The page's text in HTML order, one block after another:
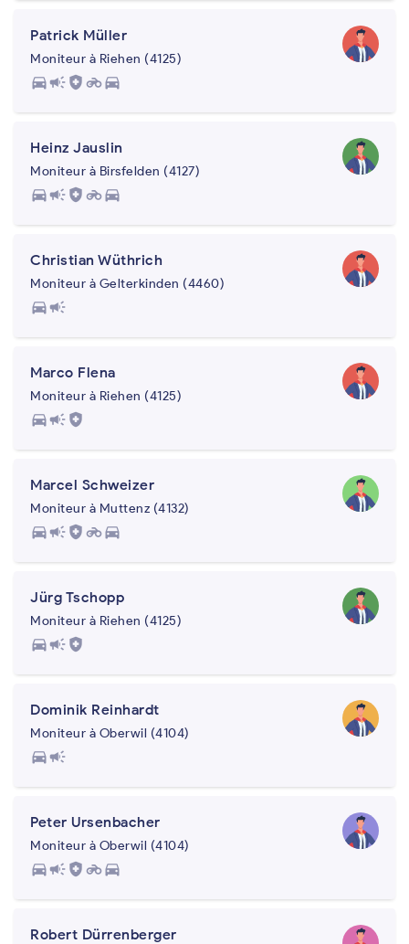
Patrick Müller
Moniteur à Riehen (4125)
directions_carcampaign health_and_safety motorcycledirections_car
Heinz Jauslin
Moniteur à Birsfelden (4127)
directions_carcampaign health_and_safety motorcycledirections_car
Christian Wüthrich
Moniteur à Gelterkinden (4460)
directions_carcampaign
Marco Flena
Moniteur à Riehen (4125)
directions_carcampaign health_and_safety
Marcel Schweizer
Moniteur à Muttenz (4132)
directions_carcampaign health_and_safety motorcycledirections_car
Jürg Tschopp
Moniteur à Riehen (4125)
directions_carcampaign health_and_safety
Dominik Reinhardt
Moniteur à Oberwil (4104)
directions_carcampaign
Peter Ursenbacher
Moniteur à Oberwil (4104)
directions_carcampaign health_and_safety motorcycledirections_car
Robert Dürrenberger